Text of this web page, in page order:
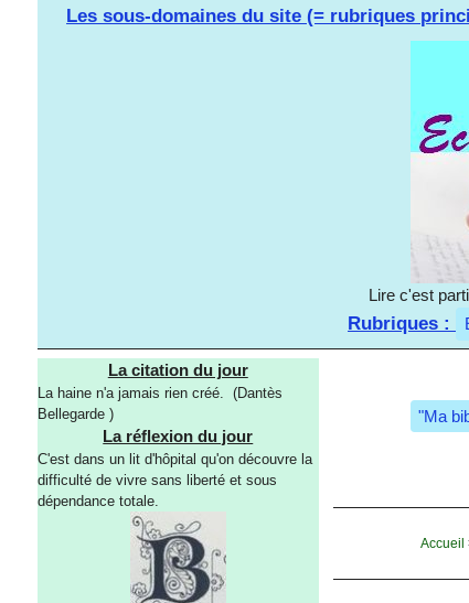
Les sous-domaines du site (= rubriques
Lire c'est
Rubriques :
La citation du jour
La haine n'a jamais rien créé. (Dantès
Bellegarde )
La réflexion du jour
C'est dans un lit d'hôpital qu'on découvre la
difficulté de vivre sans liberté et sous
dépendance totale.
"Ma
Accueil